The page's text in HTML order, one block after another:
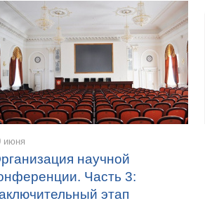
июня
научной
Часть 3:
этап